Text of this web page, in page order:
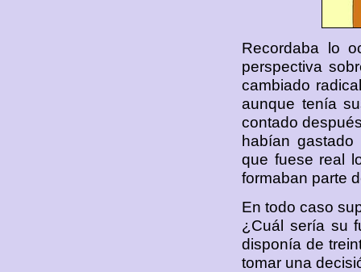
Recordaba lo
perspectiva
cambiado
aunque tenía
contado
habían
que fuese real
formaban parte
En todo caso
¿Cuál sería su
disponía de
tomar una